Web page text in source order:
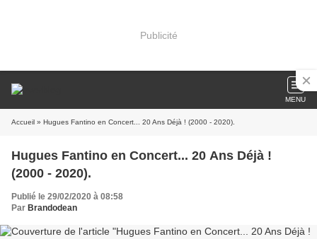
Publicité
MENU
Accueil » Hugues Fantino en Concert... 20 Ans Déjà ! (2000 - 2020).
Hugues Fantino en Concert... 20 Ans Déjà !
(2000 - 2020).
Publié le 29/02/2020 à 08:58
Par Brandodean